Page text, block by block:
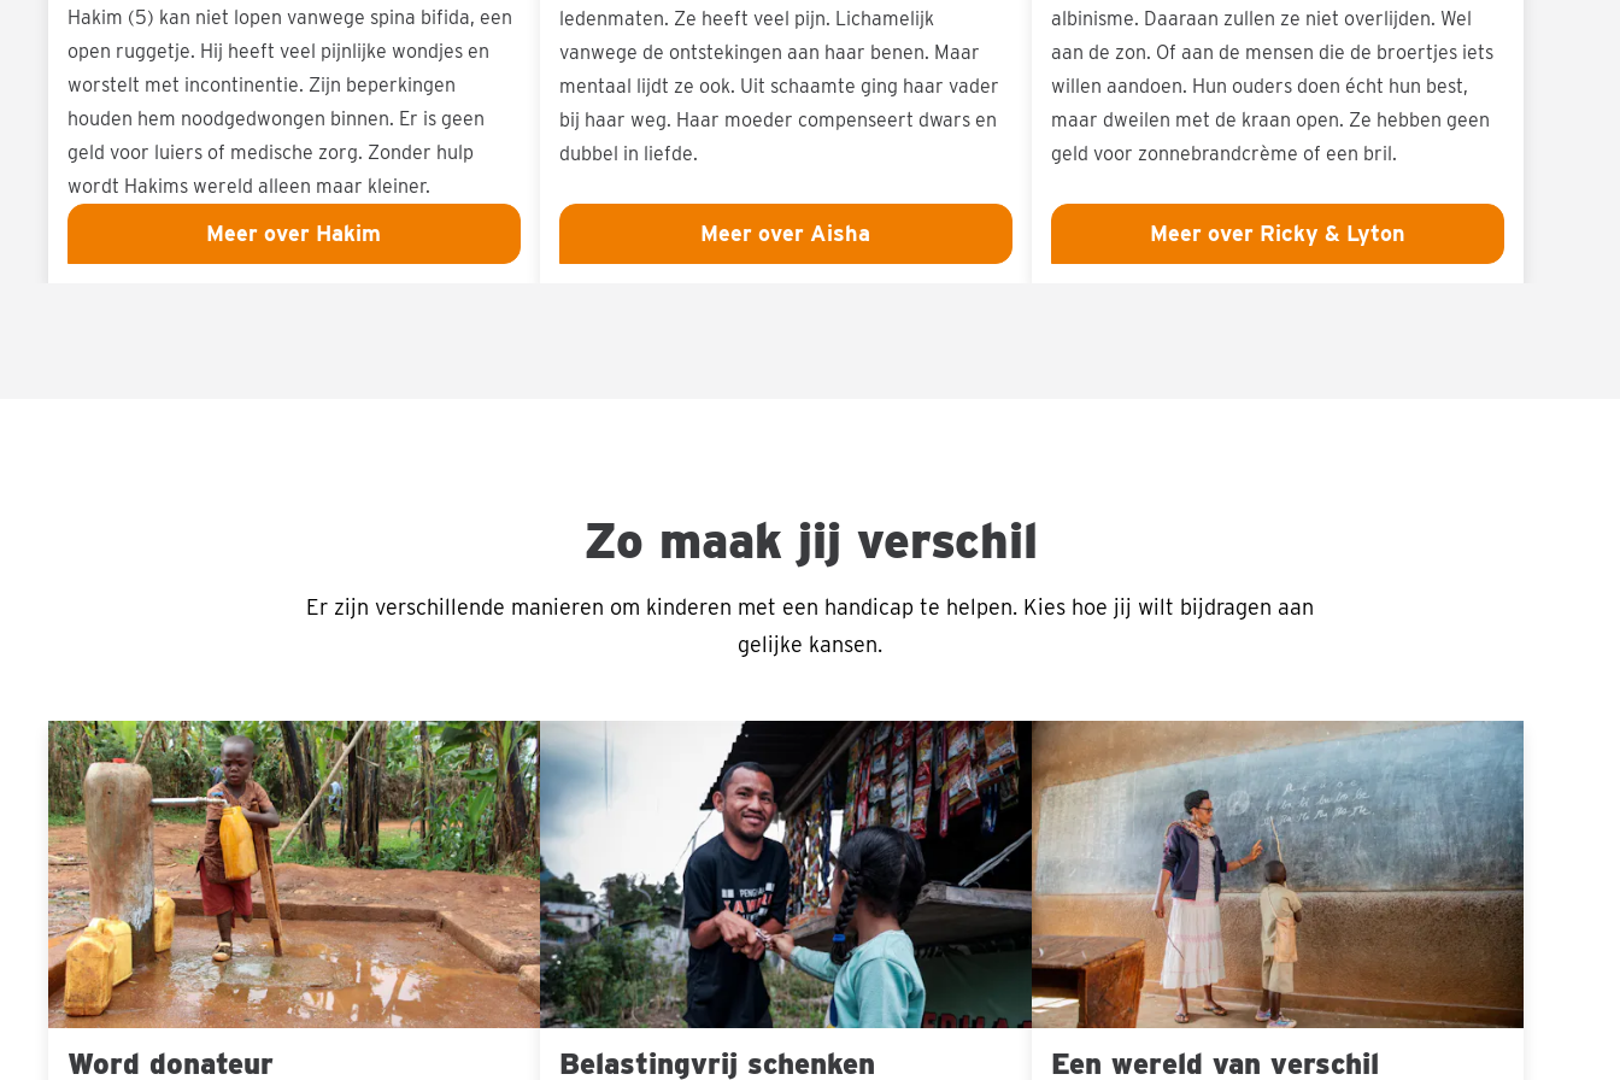
Hakim (5) kan niet lopen vanwege spina bifida, een
open ruggetje. Hij heeft veel pijnlijke wondjes en
worstelt met incontinentie. Zijn beperkingen
houden hem noodgedwongen binnen. Er is geen
geld voor luiers of medische zorg. Zonder hulp
wordt Hakims wereld alleen maar kleiner.
Meer over Hakim
ledenmaten. Ze heeft veel pijn. Lichamelijk
vanwege de ontstekingen aan haar benen. Maar
mentaal lijdt ze ook. Uit schaamte ging haar vader
bij haar weg. Haar moeder compenseert dwars en
dubbel in liefde.
Meer over Aisha
albinisme. Daaraan zullen ze niet overlijden. Wel
aan de zon. Of aan de mensen die de broertjes iets
willen aandoen. Hun ouders doen écht hun best,
maar dweilen met de kraan open. Ze hebben geen
geld voor zonnebrandcrème of een bril.
Meer over Ricky & Lyton
Zo maak jij verschil
Er zijn verschillende manieren om kinderen met een handicap te helpen. Kies hoe jij wilt bijdragen aan
gelijke kansen.
Sla carousel over
Word donateur
Word
donateur
Belastingvrij schenken
Belastingvrij
schenken
Een wereld van verschil
wereld
van
verschil